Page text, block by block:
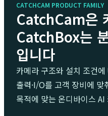
CATCHCAM PRODUCT FAMILY
CatchCam은
CatchBox는
입니다
카메라 구조와 설치 조건에
출력·I/O를 고객 장비에
목적에 맞는 온디바이스